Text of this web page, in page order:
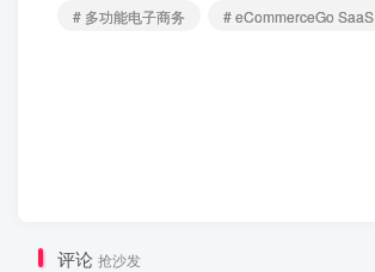
# 多功能电子商务
# eCommerceGo SaaS
评论 抢沙发